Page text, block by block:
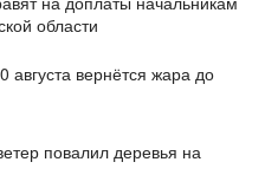
области
августа вернётся жара до
повалил деревья на